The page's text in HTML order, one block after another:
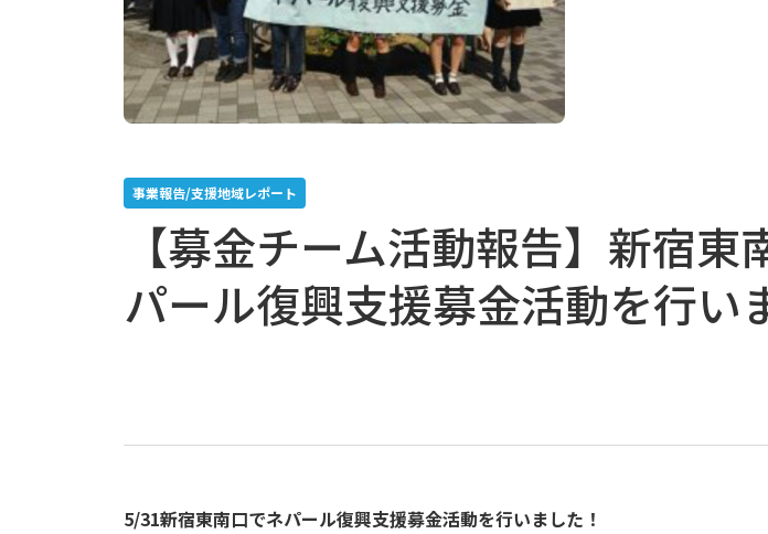
事業報告/支援地域レポート
【募金チーム活動報告】新宿東
パール復興支援募金活動を行い
5/31新宿東南口でネパール復興支援募金活動を行いました！